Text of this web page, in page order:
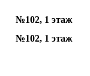
№102, 1 этаж
№102, 1 этаж